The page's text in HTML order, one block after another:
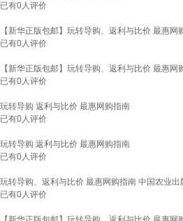
已有0人评价
【新华正版包邮】玩转导购、返利与比价 最惠
已有0人评价
【新华正版包邮】玩转导购、返利与比价 最惠
已有0人评价
玩转导购 返利与比价 最惠网购指南
已有0人评价
玩转导购 返利与比价 最惠网购指南
已有0人评价
玩转导购、返利与比价 最惠网购指南 中国农业
已有0人评价